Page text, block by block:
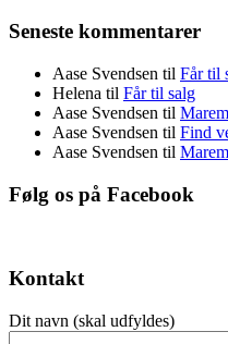
Seneste kommentarer
Aase Svendsen til Får til
Helena til Får til salg
Aase Svendsen til
Aase Svendsen til Find
Aase Svendsen til
Følg os på Facebook
Kontakt
Dit navn (skal udfyldes)